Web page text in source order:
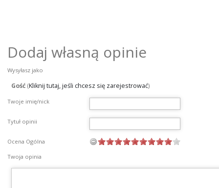
Dodaj własną opinie
Wysyłasz jako
Gość (Kliknij tutaj, jeśli chcesz się zarejestrować)
Twoje imię/nick
Tytuł opinii
Ocena Ogólna
Twoja opinia